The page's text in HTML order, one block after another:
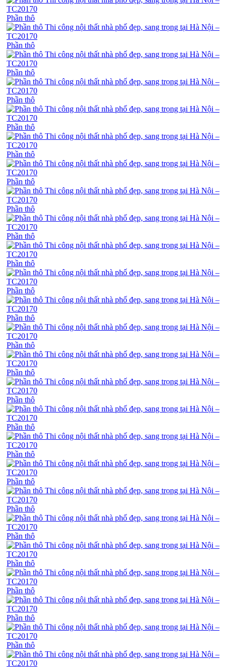
Phần thô
Phần thô
Phần thô
Phần thô
Phần thô
Phần thô
Phần thô
Phần thô
Phần thô
Phần thô
Phần thô
Phần thô
Phần thô
Phần thô
Phần thô
Phần thô
Phần thô
Phần thô
Phần thô
Phần thô
Phần thô
Phần thô
Phần thô
Phần thô